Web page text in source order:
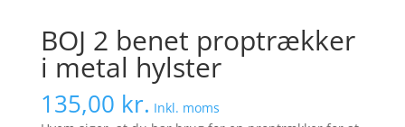
BOJ 2 benet proptrækker
i metal hylster
135,00 kr. Inkl. moms